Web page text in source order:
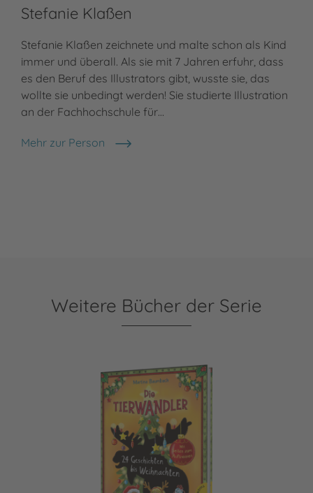
Stefanie Klaßen
Stefanie Klaßen zeichnete und malte schon als Kind
immer und überall. Als sie mit 7 Jahren erfuhr, dass
es den Beruf des Illustrators gibt, wusste sie, das
wollte sie unbedingt werden! Sie studierte Illustration
an der Fachhochschule für…
Mehr zur Person
Stefanie Klaßen
Weitere Bücher der Serie